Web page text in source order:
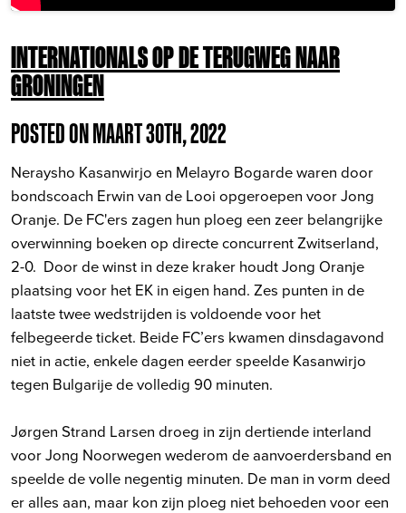
INTERNATIONALS OP DE TERUGWEG NAAR
GRONINGEN
POSTED ON MAART 30TH, 2022
Neraysho Kasanwirjo en Melayro Bogarde waren door
bondscoach Erwin van de Looi opgeroepen voor Jong
Oranje. De FC'ers zagen hun ploeg een zeer belangrijke
overwinning boeken op directe concurrent Zwitserland,
2-0. Door de winst in deze kraker houdt Jong Oranje
plaatsing voor het EK in eigen hand. Zes punten in de
laatste twee wedstrijden is voldoende voor het
felbegeerde ticket. Beide FC’ers kwamen dinsdagavond
niet in actie, enkele dagen eerder speelde Kasanwirjo
tegen Bulgarije de volledig 90 minuten.
Jørgen Strand Larsen droeg in zijn dertiende interland
voor Jong Noorwegen wederom de aanvoerdersband en
speelde de volle negentig minuten. De man in vorm deed
er alles aan, maar kon zijn ploeg niet behoeden voor een